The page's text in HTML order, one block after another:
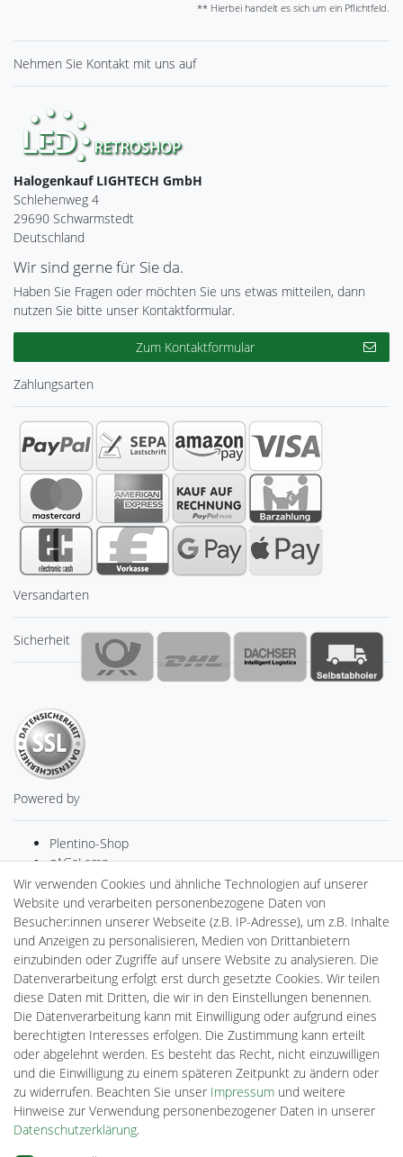
** Hierbei handelt es sich um ein Pflichtfeld.
Nehmen Sie Kontakt mit uns auf
Halogenkauf LIGHTECH GmbH
Schlehenweg 4
29690 Schwarmstedt
Deutschland
Wir sind gerne für Sie da.
Haben Sie Fragen oder möchten Sie uns etwas mitteilen, dann
nutzen Sie bitte unser Kontaktformular.
Zum Kontaktformular
Zahlungsarten
Versandarten
Sicherheit
Powered by
Plentino-Shop
gAGaLamp
Drohnenstore24
MeinUSB
Batteriespeicher
PlentiSolar
Gebrauchtlicht
Ledkauf
DEYESOLAR
Lightech Connect
CardanLight Europe
FORTIMO LEDs
Cardanlight-Shop
Wallbox24
Impressum
Wir verwenden Cookies und ähnliche Technologien auf unserer
Website und verarbeiten personenbezogene Daten von
Besucher:innen unserer Webseite (z.B. IP-Adresse), um z.B. Inhalte
und Anzeigen zu personalisieren, Medien von Drittanbietern
einzubinden oder Zugriffe auf unsere Website zu analysieren. Die
Datenverarbeitung erfolgt erst durch gesetzte Cookies. Wir teilen
diese Daten mit Dritten, die wir in den Einstellungen benennen.
Die Datenverarbeitung kann mit Einwilligung oder aufgrund eines
berechtigten Interesses erfolgen. Die Zustimmung kann erteilt
oder abgelehnt werden. Es besteht das Recht, nicht einzuwilligen
und die Einwilligung zu einem späteren Zeitpunkt zu ändern oder
zu widerrufen. Beachten Sie unser Impressum und weitere
Hinweise zur Verwendung personenbezogener Daten in unserer
Daten­schutz­erklärung.